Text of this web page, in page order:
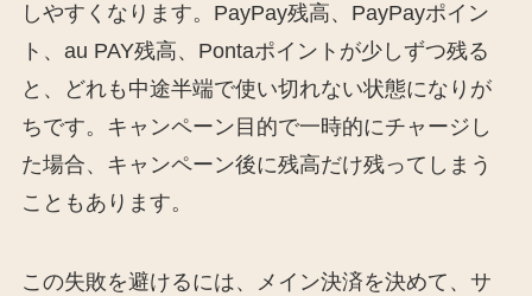
しやすくなります。PayPay残高、PayPayポイン
ト、au PAY残高、Pontaポイントが少しずつ残る
と、どれも中途半端で使い切れない状態になりが
ちです。キャンペーン目的で一時的にチャージし
た場合、キャンペーン後に残高だけ残ってしまう
こともあります。
この失敗を避けるには、メイン決済を決めて、サ